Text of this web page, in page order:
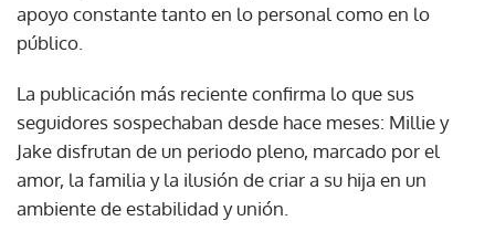
apoyo constante tanto en lo personal como en lo
público.
La publicación más reciente confirma lo que sus
seguidores sospechaban desde hace meses: Millie y
Jake disfrutan de un periodo pleno, marcado por el
amor, la familia y la ilusión de criar a su hija en un
ambiente de estabilidad y unión.